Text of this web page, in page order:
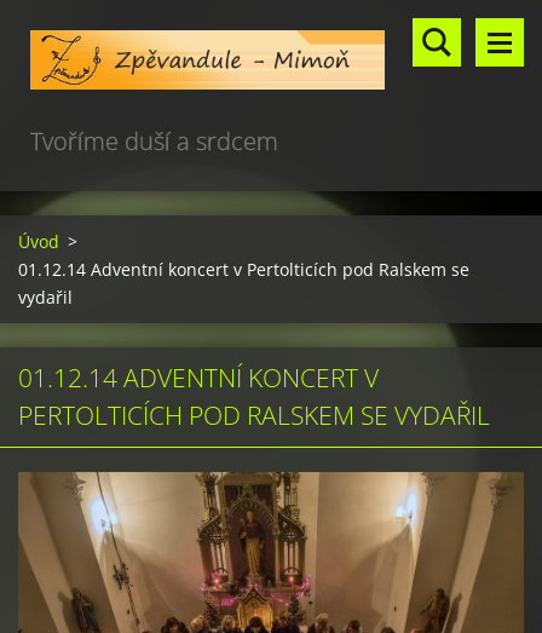
Tvoříme duší a srdcem
Úvod >
01.12.14 Adventní koncert v Pertolticích pod Ralskem se
vydařil
01.12.14 ADVENTNÍ KONCERT V
PERTOLTICÍCH POD RALSKEM SE VYDAŘIL